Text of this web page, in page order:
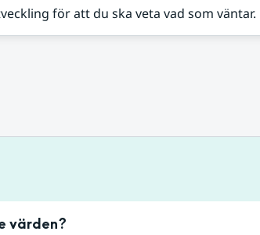
för att du ska veta vad som väntar.
värden?